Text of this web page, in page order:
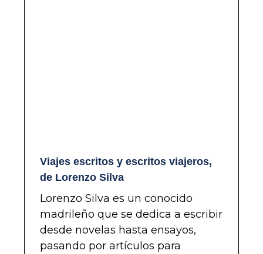
Viajes escritos y escritos viajeros,
de Lorenzo Silva
Lorenzo Silva es un conocido
madrileño que se dedica a escribir
desde novelas hasta ensayos,
pasando por artículos para